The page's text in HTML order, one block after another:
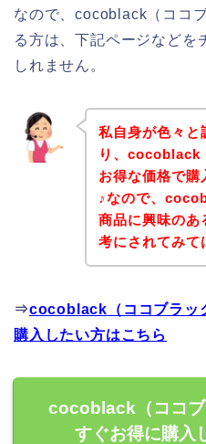
なので、cocoblack（ココ
る方は、下記ページなどを
しれません。
私自身が色々と
り、cocoblack
お得な価格で購
♪なので、
商品に興味のあ
考にされてみて
⇒cocoblack（ココブラッ
購入したい方はこちら
cocoblack（ココ
すぐお得に購入